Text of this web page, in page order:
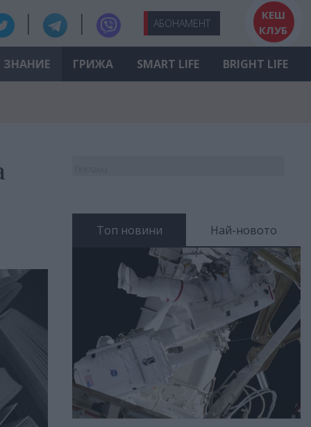
АБОНАМЕНТ
КЕШ
КЛУБ
ЗНАНИЕ ГРИЖА SMART LIFE BRIGHT LIFE
Топ новини Най-новото